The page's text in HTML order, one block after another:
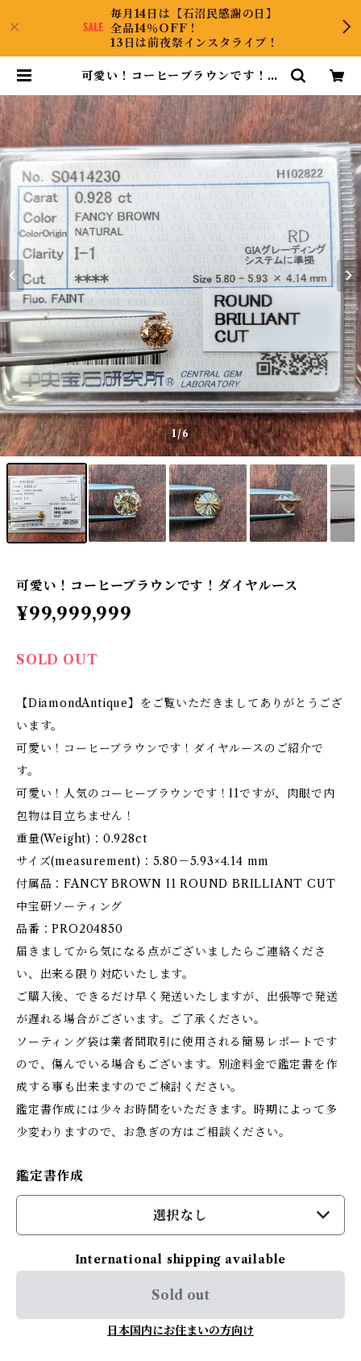
毎月14日は【石沼民感謝の日】
全品14％OFF！
13日は前夜祭インスタライブ！
可愛い！コーヒーブラウンです！ダ
1/6
可愛い！コーヒーブラウンです！ダイヤルース
¥99,999,999
SOLD OUT
【DiamondAntique】をご覧いただきましてありがとうござ
います。
可愛い！コーヒーブラウンです！ダイヤルースのご紹介で
す。
可愛い！人気のコーヒーブラウンです！I1ですが、肉眼で内
包物は目立ちません！
重量(Weight)：0.928ct
サイズ(measurement)：5.80－5.93×4.14 mm
付属品：FANCY BROWN I1 ROUND BRILLIANT CUT
中宝研ソーティング
品番：PRO204850
届きましてから気になる点がございましたらご連絡くださ
い、出来る限り対応いたします。
ご購入後、できるだけ早く発送いたしますが、出張等で発送
が遅れる場合がございます。ご了承ください。
ソーティング袋は業者間取引に使用される簡易レポートです
ので、傷んでいる場合もございます。別途料金で鑑定書を作
成する事も出来ますのでご検討ください。
鑑定書作成には少々お時間をいただきます。時期によって多
少変わりますので、お急ぎの方はご相談ください。
鑑定書作成
選択なし
International shipping available
Sold out
日本国内にお住まいの方向け